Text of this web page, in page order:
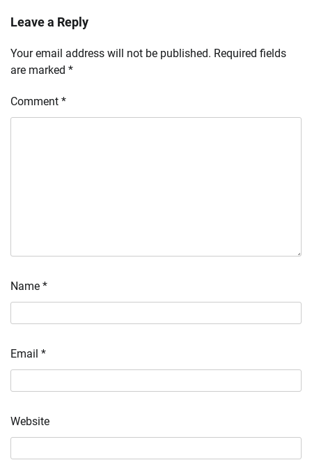
Leave a Reply
Your email address will not be published. Required fields
are marked *
Comment *
Name *
Email *
Website